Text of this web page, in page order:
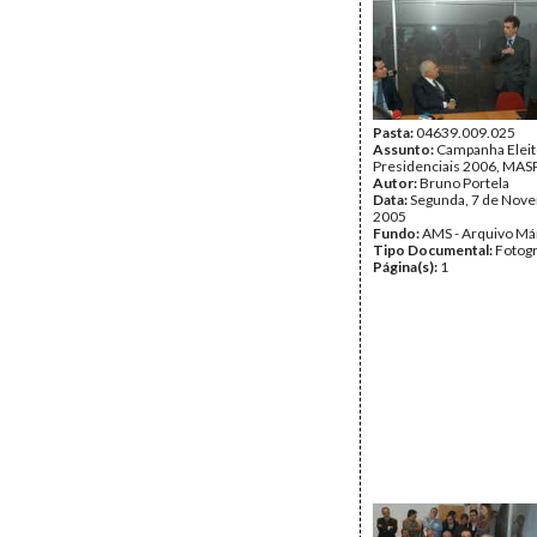
Pasta:04639.009.025
Assunto: Campanha
Presidenciais 2006,
Autor:Bruno Portela
Data:Segunda, 7 de
2005
Fundo:AMS - Arquivo
Tipo Documental:
Página(s): 1